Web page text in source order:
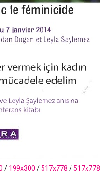
/ 199x300 /517x778 /517x778